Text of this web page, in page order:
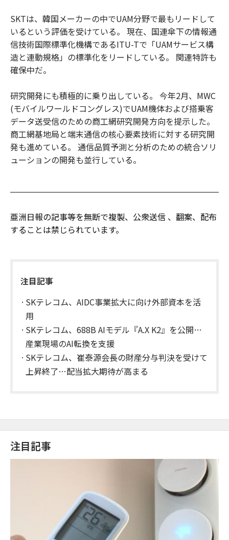
SKTは、韓国メーカーの中でUAM分野で最もリードして
いるという評価を受けている。 現在、国連傘下の情報通
信技術国際標準化機構であるITU-Tで「UAMサービス構
造と連動規格」の標準化をリードしている。 関連特許も
確保中だ。
研究開発にも積極的に乗り出している。 今年2月、MWC
(モバイルワールドコングレス)でUAM機体および搭乗客
データ送受信のための商工網研究開発方向を提示した。
商工網基地局と端末通信の核心要素技術に対する研究開
発も進めている。 通信品質予測と分析のための統合ソリ
ューションの開発も並行している。
亜洲日報の記事等を無断で複製、公衆送信 、翻案、配布
することは禁じられています。
注目記事
SKテレコム、AIDC事業拡大に向け外部資本を活
用
SKテレコム、688B AIモデル『A.X K2』を公開…
産業現場のAI転換を支援
SKテレコム、崔泰源会長の財産分与判決を受けて
上昇終了…配当拡大期待が高まる
注目記事